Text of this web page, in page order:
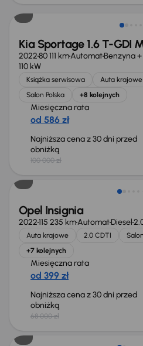
Kia Sportage 1.6 T-GDI
202280 111 kmAutomatBenzyna
110 kW
Książka serwisowa Auta krajowe
Salon Polska
+8 kolejnych
Miesięczna rata
od 586 zł
Najniższa cena z 30 dni przed
obniżką
100 000 zł
Taniej o 1 000 zł
Opel Insignia
2022115 235 kmAutomatDiesel
Auta krajowe 2.0 CDTI
+7 kolejnych
Miesięczna rata
od 399 zł
Najniższa cena z 30 dni przed
obniżką
68 000 zł
Świeżo skupione